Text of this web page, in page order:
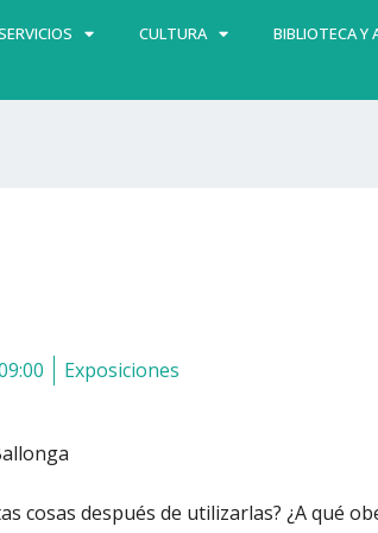
CULTURA BIBLIOTECA Y
Exposiciones
cosas después de utilizarlas? ¿A qué